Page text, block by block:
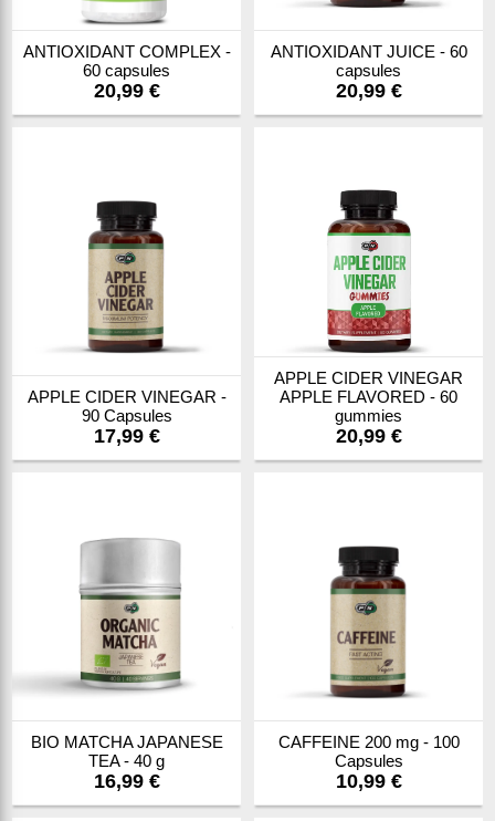
ANTIOXIDANT COMPLEX -
60 capsules
20,99 €
ANTIOXIDANT JUICE - 60
capsules
20,99 €
APPLE CIDER VINEGAR -
90 Capsules
17,99 €
APPLE CIDER VINEGAR
APPLE FLAVORED - 60
gummies
20,99 €
BIO MATCHA JAPANESE
TEA - 40 g
16,99 €
CAFFEINE 200 mg - 100
Capsules
10,99 €